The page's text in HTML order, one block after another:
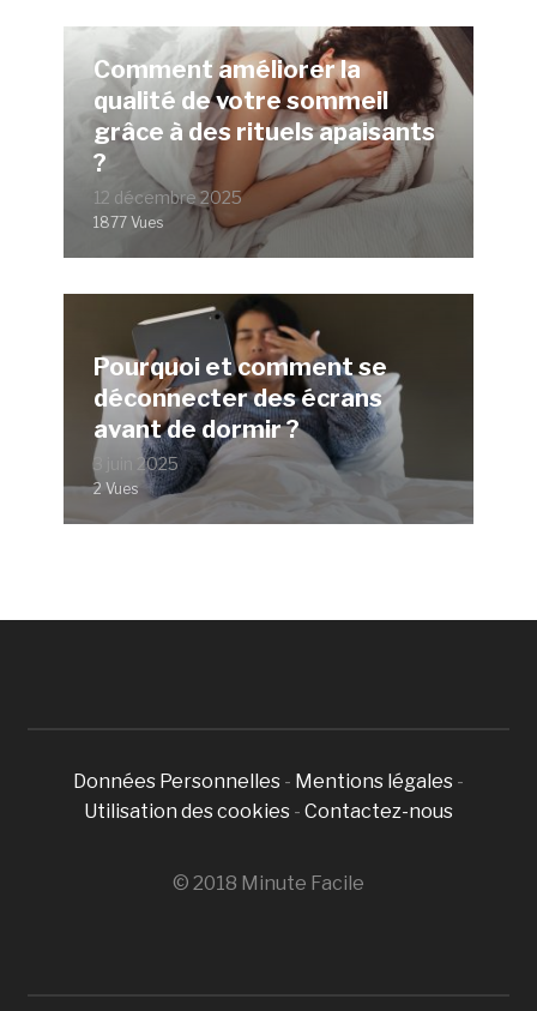
Comment améliorer la
qualité de votre sommeil
grâce à des rituels apaisants
?
12 décembre 2025
1877 Vues
Pourquoi et comment se
déconnecter des écrans
avant de dormir ?
3 juin 2025
2 Vues
Données Personnelles - Mentions légales -
Utilisation des cookies - Contactez-nous
© 2018 Minute Facile